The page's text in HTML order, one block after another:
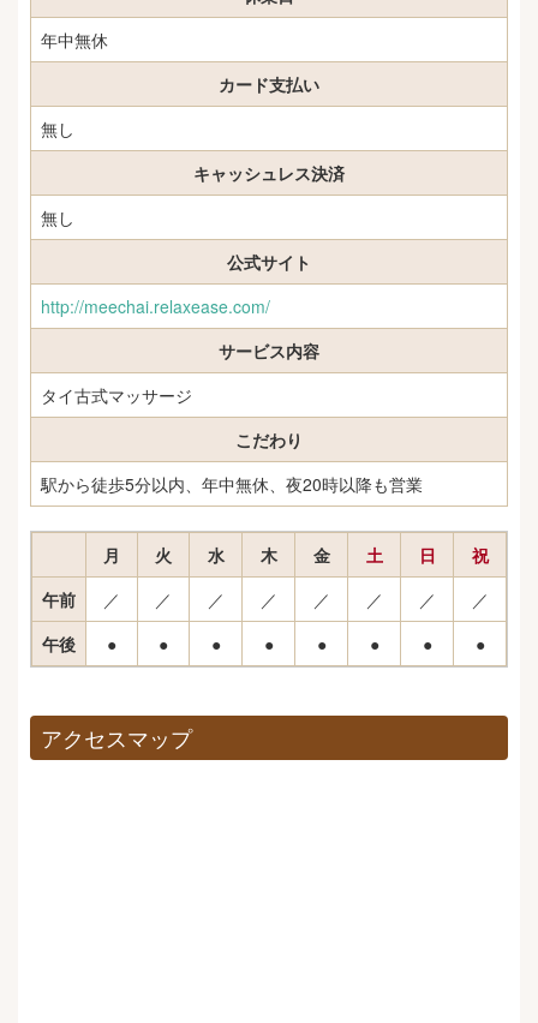
年中無休
カード支払い
無し
キャッシュレス決済
無し
公式サイト
http://meechai.relaxease.com/
サービス内容
タイ古式マッサージ
こだわり
駅から徒歩5分以内、年中無休、夜20時以降も営業
月 火 水 木 金 土 日
祝
午前
／ ／ ／ ／ ／ ／ ／
／
午後
● ● ● ● ● ● ● ●
アクセスマップ